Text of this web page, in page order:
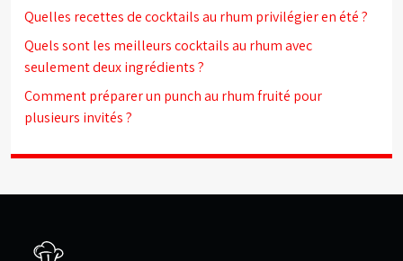
Quelles recettes de cocktails au rhum privilégier en été ?
Quels sont les meilleurs cocktails au rhum avec
seulement deux ingrédients ?
Comment préparer un punch au rhum fruité pour
plusieurs invités ?